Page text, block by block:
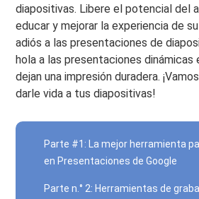
diapositivas. Libere el potencial del
educar y mejorar la experiencia de
adiós a las presentaciones de
hola a las presentaciones
dejan una impresión duradera.
darle vida a tus diapositivas!
Parte #1: La mejor herramienta
en Presentaciones de Google
Parte n.° 2: Herramientas de